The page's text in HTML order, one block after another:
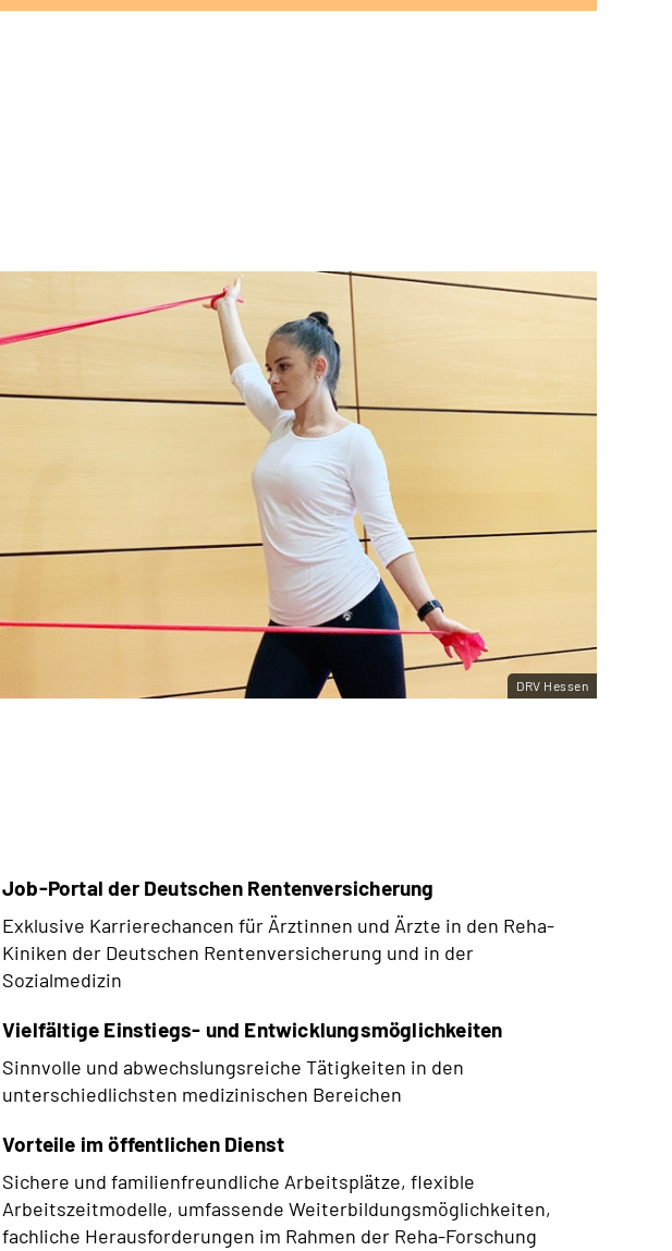
DRV Hessen
Job-Portal der Deutschen Rentenversicherung
Exklusive Karrierechancen für Ärztinnen und Ärzte in den Reha-
Kiniken der Deutschen Rentenversicherung und in der
Sozialmedizin
Vielfältige Einstiegs- und Entwicklungsmöglichkeiten
Sinnvolle und abwechslungsreiche Tätigkeiten in den
unterschiedlichsten medizinischen Bereichen
Vorteile im öffentlichen Dienst
Sichere und familienfreundliche Arbeitsplätze, flexible
Arbeitszeitmodelle, umfassende Weiterbildungsmöglichkeiten,
fachliche Herausforderungen im Rahmen der Reha-Forschung